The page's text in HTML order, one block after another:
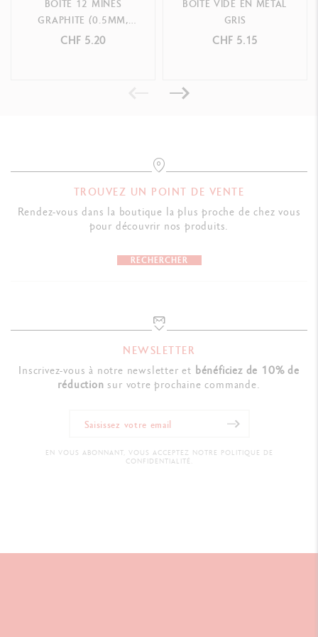
BOÎTE 12 MINES
GRAPHITE (0.5MM,
0.7MM)
CHF 5.20
BOÎTE VIDE EN MÉTAL
GRIS
CHF 5.15
TROUVEZ UN POINT DE VENTE
Rendez-vous dans la boutique la plus proche de chez vous
pour découvrir nos produits.
RECHERCHER
NEWSLETTER
Inscrivez-vous à notre newsletter et bénéficiez de 10% de
réduction sur votre prochaine commande.
EN VOUS ABONNANT, VOUS ACCEPTEZ NOTRE POLITIQUE DE
CONFIDENTIALITÉ.